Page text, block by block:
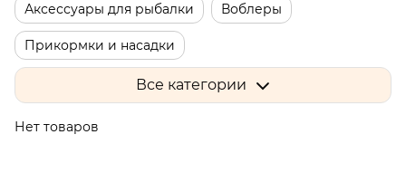
Аксессуары для рыбалки Воблеры
Прикормки и насадки
Род-поды, подставки под удилища
Все категории
Нет товаров